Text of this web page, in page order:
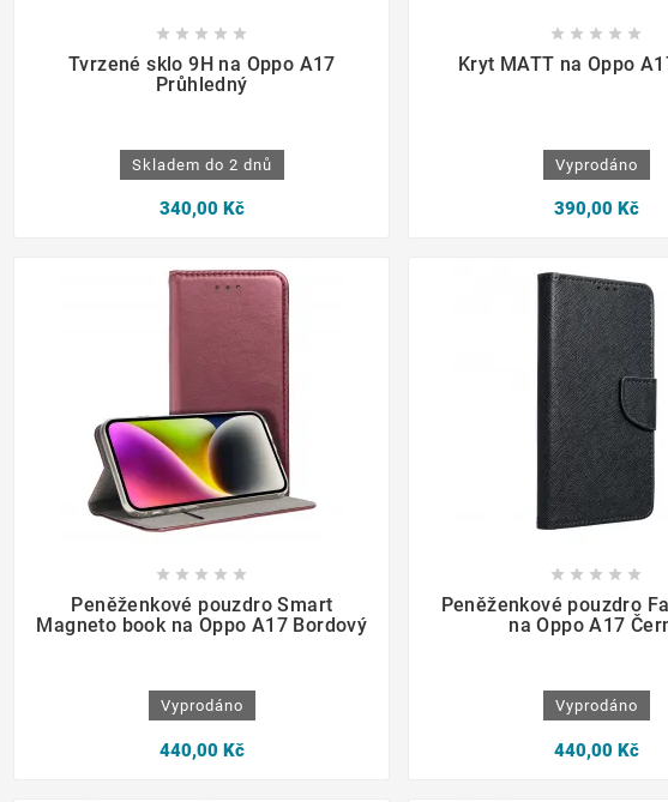
    
Tvrzené sklo 9H na Oppo A17
Průhledný
Skladem do 2 dnů
340,00 Kč
    
Kryt MATT na Oppo
Vyprodáno
390,00 Kč
    
Peněženkové pouzdro Smart
Magneto book na Oppo A17 Bordový
Vyprodáno
440,00 Kč
    
Peněženkové pouzdro
na Oppo A17
Vyprodáno
440,00 Kč